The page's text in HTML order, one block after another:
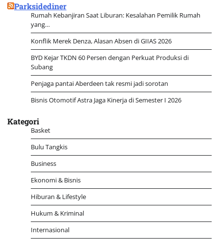
Parksidediner
Rumah Kebanjiran Saat Liburan: Kesalahan Pemilik Rumah
yang…
Konflik Merek Denza, Alasan Absen di GIIAS 2026
BYD Kejar TKDN 60 Persen dengan Perkuat Produksi di
Subang
Penjaga pantai Aberdeen tak resmi jadi sorotan
Bisnis Otomotif Astra Jaga Kinerja di Semester I 2026
Kategori
Basket
Bulu Tangkis
Business
Ekonomi & Bisnis
Hiburan & Lifestyle
Hukum & Kriminal
Internasional